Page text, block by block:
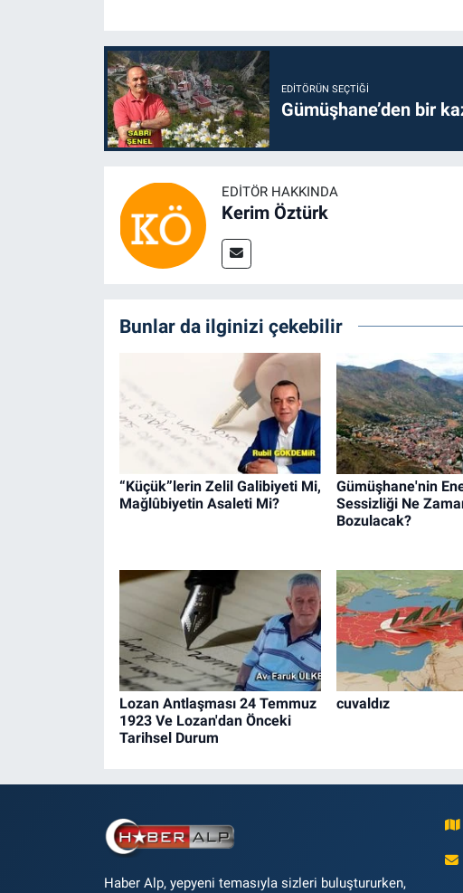
EDITÖRÜN SEÇTIĞI
Gümüşhane’den bir
EDITÖR HAKKINDA
Kerim Öztürk
Bunlar da ilginizi çekebilir
“Küçük”lerin Zelil Galibiyeti Mi,
Mağlûbiyetin Asaleti Mi?
Gümüşhane'nin
Sessizliği Ne
Bozulacak?
Lozan Antlaşması 24 Temmuz
1923 Ve Lozan'dan Önceki
Tarihsel Durum
cuvaldız
Haber Alp, yepyeni temasıyla sizleri buluştururken,